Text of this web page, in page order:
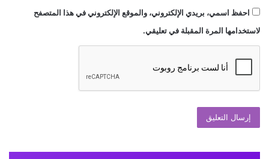
احفظ اسمي، بريدي الإلكتروني، والموقع الإلكتروني في هذا المتصفح
لاستخدامها المرة المقبلة في تعليقي.